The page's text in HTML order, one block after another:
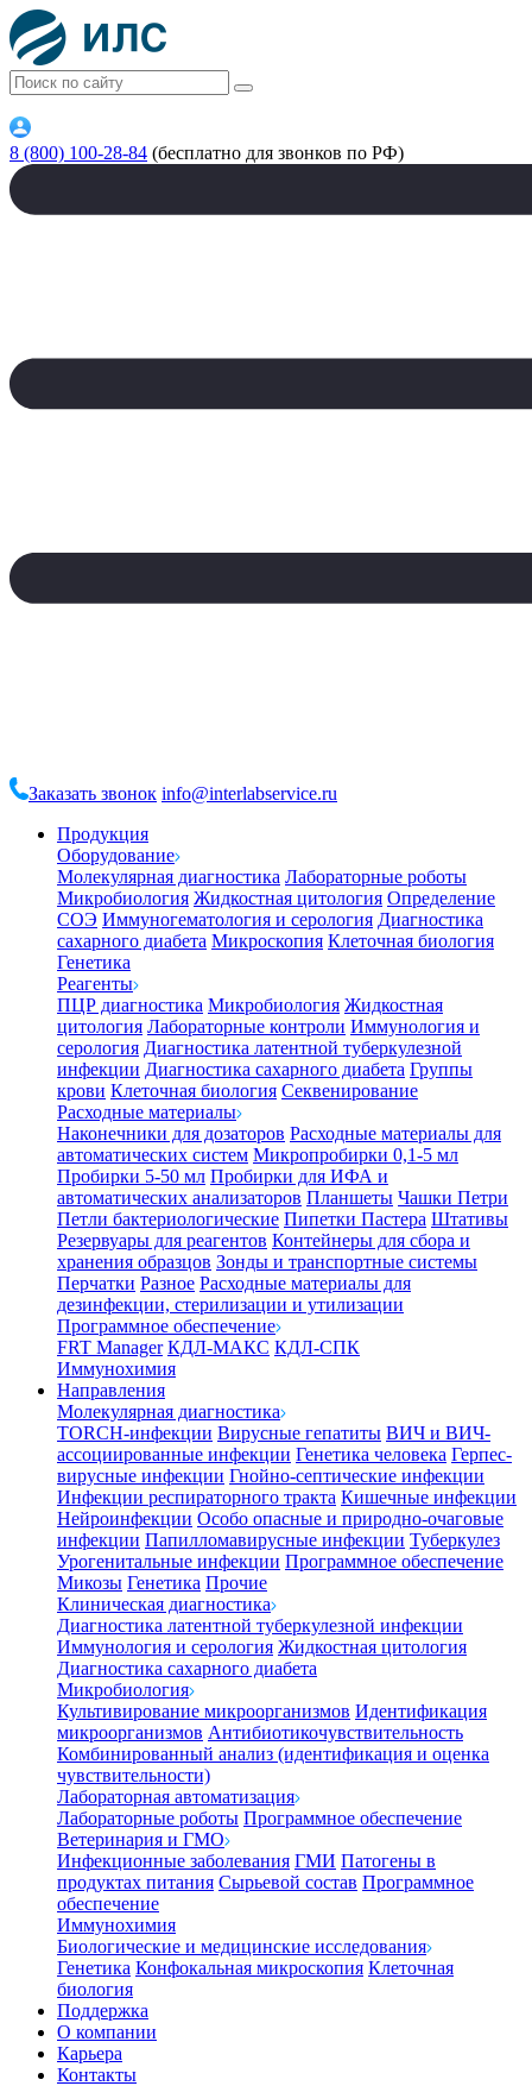
8 (800) 100-28-84 (бесплатно для звонков по РФ)
Заказать звонок info@interlabservice.ru
Продукция
Оборудование
Молекулярная диагностика Лабораторные роботы
Микробиология Жидкостная цитология Определение
СОЭ Иммуногематология и серология Диагностика
сахарного диабета Микроскопия Клеточная биология
Генетика
Реагенты
ПЦР диагностика Микробиология Жидкостная
цитология Лабораторные контроли Иммунология и
серология Диагностика латентной туберкулезной
инфекции Диагностика сахарного диабета Группы
крови Клеточная биология Секвенирование
Расходные материалы
Наконечники для дозаторов Расходные материалы для
автоматических систем Микропробирки 0,1-5 мл
Пробирки 5-50 мл Пробирки для ИФА и
автоматических анализаторов Планшеты Чашки Петри
Петли бактериологические Пипетки Пастера Штативы
Резервуары для реагентов Контейнеры для сбора и
хранения образцов Зонды и транспортные системы
Перчатки Разное Расходные материалы для
дезинфекции, стерилизации и утилизации
Программное обеспечение
FRT Manager КДЛ-МАКС КДЛ-СПК
Иммунохимия
Направления
Молекулярная диагностика
TORCH-инфекции Вирусные гепатиты ВИЧ и ВИЧ-
ассоциированные инфекции Генетика человека Герпес-
вирусные инфекции Гнойно-септические инфекции
Инфекции респираторного тракта Кишечные инфекции
Нейроинфекции Особо опасные и природно-очаговые
инфекции Папилломавирусные инфекции Туберкулез
Урогенитальные инфекции Программное обеспечение
Микозы Генетика Прочие
Клиническая диагностика
Диагностика латентной туберкулезной инфекции
Иммунология и серология Жидкостная цитология
Диагностика сахарного диабета
Микробиология
Культивирование микроорганизмов Идентификация
микроорганизмов Антибиотикочувствительность
Комбинированный анализ (идентификация и оценка
чувствительности)
Лабораторная автоматизация
Лабораторные роботы Программное обеспечение
Ветеринария и ГМО
Инфекционные заболевания ГМИ Патогены в
продуктах питания Сырьевой состав Программное
обеспечение
Иммунохимия
Биологические и медицинские исследования
Генетика Конфокальная микроскопия Клеточная
биология
Поддержка
О компании
Карьера
Контакты